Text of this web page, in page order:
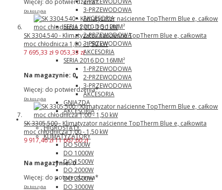
3-PRZEWODOWA
AKCESORIA
SERIA 2010 DO 10MM²
2-PRZEWODOWA
3-PRZEWODOWA
AKCESORIA
SERIA 2016 DO 16MM²
1-PRZEWODOWA
2-PRZEWODOWA
3-PRZEWODOWA
AKCESORIA
GNIAZDA
AKCESORIA
Pfannenberg
HIGROSTATY
KLIMATYZATORY
DO 500W
DO 1000W
DO 1500W
DO 2000W
DO 2500W
DO 3000W
Więcej: do potwierdzenia*
Do koszyka
SK 3304.540 - Klimatyzator naścienne TopTherm Blue e, całkowita
moc chłodnicza 1,00 - 1,50 kW
7 695,33 zł 9 053,33 zł
Na magazynie: 0
Więcej: do potwierdzenia*
Do koszyka
SK 3305.500 - Klimatyzator naścienne TopTherm Blue e, całkowita
moc chłodnicza 1,00 - 1,50 kW
9 917,46 zł11 667,60 zł
Na magazynie:0
Więcej: do potwierdzenia*
Do koszyka